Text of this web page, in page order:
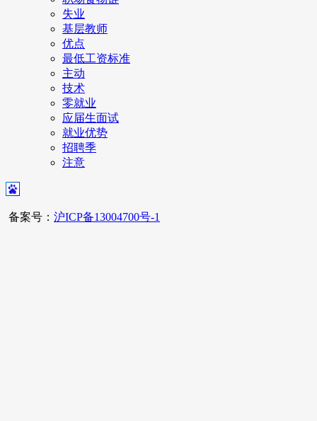
失业
基层教师
优点
最低工资标准
主动
技术
零就业
应届生面试
就业优势
招聘季
注意
备案号： 沪ICP备13004700号-1